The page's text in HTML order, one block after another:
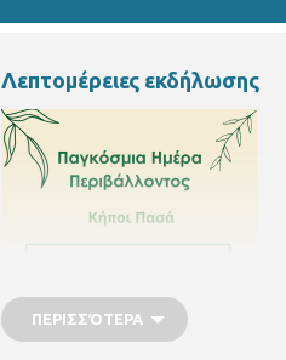
Λεπτομέρειες εκδήλωσης
ΠΕΡΙΣΣΌΤΕΡΑ